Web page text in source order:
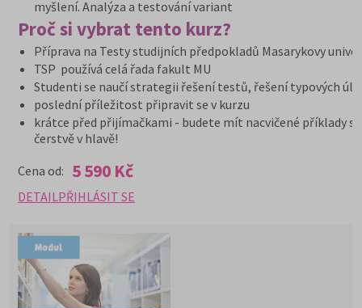
myšlení. Analýza a testování variant
Proč si vybrat tento kurz?
Příprava na Testy studijních předpokladů Masarykovy
TSP používá celá řada fakult MU
Studenti se naučí strategii řešení testů, řešení typových
poslední příležitost připravit se v kurzu
krátce před přijímačkami - budete mít nacvičené příklady
čerstvě v hlavě!
Cena od: 5 590 Kč
DETAILPŘIHLÁSIT SE